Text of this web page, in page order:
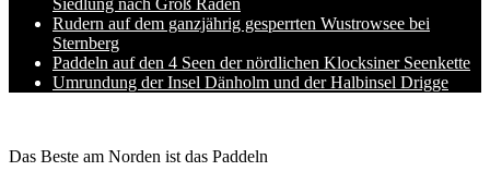
Siedlung nach Groß Raden
Rudern auf dem ganzjährig gesperrten Wustrowsee bei
Sternberg
Paddeln auf den 4 Seen der nördlichen Klocksiner Seenkette
Umrundung der Insel Dänholm und der Halbinsel Drigge
Das Beste am Norden ist das Paddeln